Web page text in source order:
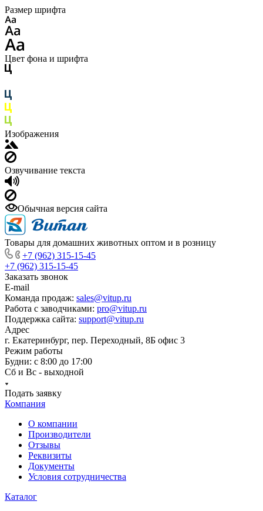
Размер шрифта
Цвет фона и шрифта
Изображения
Озвучивание текста
Обычная версия сайта
Товары для домашних животных оптом и в розницу
+7 (962) 315-15-45
+7 (962) 315-15-45
Заказать звонок
E-mail
Команда продаж: sales@vitup.ru
Работа с заводчиками: pro@vitup.ru
Поддержка сайта: support@vitup.ru
Адрес
г. Екатеринбург, пер. Переходный, 8Б офис 3
Режим работы
Будни: с 8:00 до 17:00
Сб и Вс - выходной
Подать заявку
Компания
О компании
Производители
Отзывы
Реквизиты
Документы
Условия сотрудничества
Каталог